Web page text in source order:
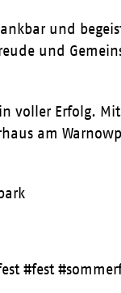
und
und
voller Erfolg.
am
#fest